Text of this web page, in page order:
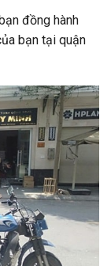
đồng hành
bạn tại quận